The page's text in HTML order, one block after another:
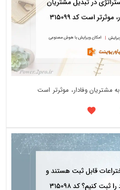
مشتریان وفادار، موثرتر است